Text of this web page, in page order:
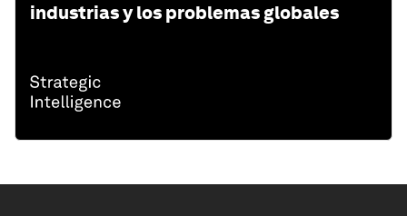
industrias y los problemas globales